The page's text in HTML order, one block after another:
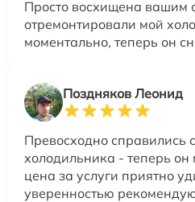
Просто восхищена вашим
отремонтировали мой
моментально, теперь он
Поздняков Леонид
Превосходно справились
холодильника - теперь он
цена за услуги приятно
уверенностью